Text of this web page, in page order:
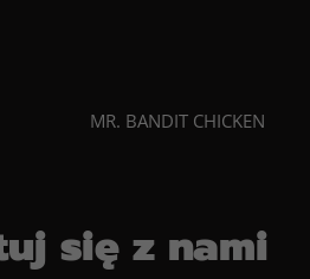
MR. BANDIT CHICKEN
się z nami